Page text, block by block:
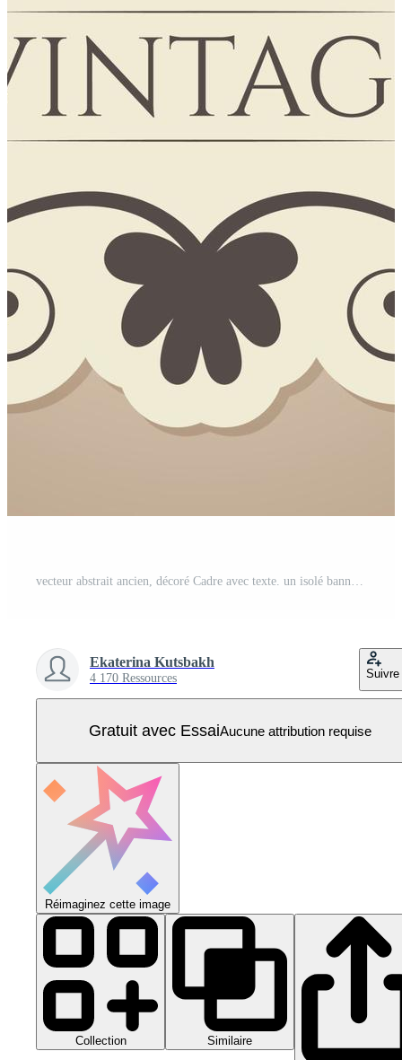
vecteur abstrait ancien, décoré Cadre avec texte. un isolé bannière dans le vieux victorien style. Vecteur Pro
Ekaterina Kutsbakh
4 170 Ressources Suivre
Gratuit avec EssaiAucune attribution requise
Réimaginez cette image
Collection Similaire